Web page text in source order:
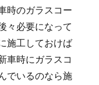
時のガラスコー
々必要になって
施工しておけば
車時にガラスコ
でいるのなら施